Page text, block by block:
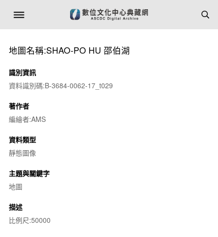
地圖名稱:SHAO-PO HU 邵伯湖
識別資訊
資料識別碼:B-3684-0062-17_t029
著作者
編繪者:AMS
資料類型
靜態圖像
主題與關鍵字
地圖
描述
比例尺:50000